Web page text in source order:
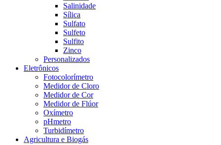
Salinidade
Sílica
Sulfato
Sulfeto
Sulfito
Zinco
Personalizados
Eletrônicos
Fotocolorímetro
Medidor de Cloro
Medidor de Cor
Medidor de Flúor
Oxímetro
pHmetro
Turbidímetro
Agricultura e Biogás